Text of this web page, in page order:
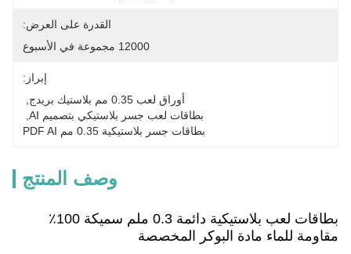
القدرة على العرض:
12000 مجموعة في الأسبوع
إبراز:
أوراق لعب 0.35 مم بلاستيك بريدج
بطاقات لعب جسر بلاستيكي بتصميم AI
بطاقات جسر بلاستيكية 0.35 مم PDF AI
وصف المنتج
بطاقات لعب بلاستيكية دائمة 0.3 ملم سميكة 100٪
مقاومة للماء مادة البوكر المخصصة